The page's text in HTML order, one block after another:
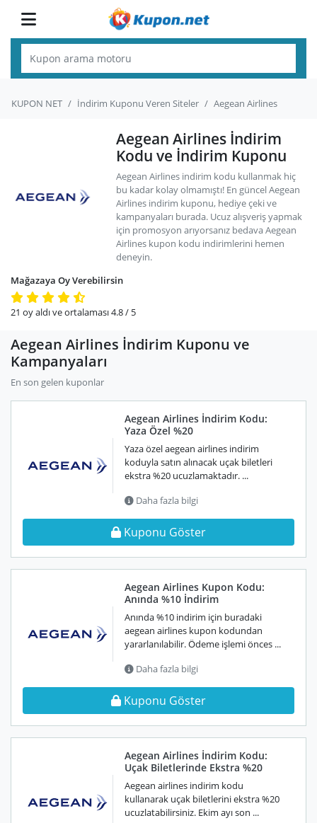
KUPON NET İndirim Kuponu Veren Siteler Aegean Airlines
Mağazaya Oy Verebilirsin
21 oy aldı ve ortalaması4.8/ 5
Aegean Airlines İndirim
Kodu ve İndirim Kuponu
Aegean Airlines indirim kodu kullanmak hiç
bu kadar kolay olmamıştı! En güncel Aegean
Airlines indirim kuponu, hediye çeki ve
kampanyaları burada. Ucuz alışveriş yapmak
için promosyon arıyorsanız bedava Aegean
Airlines kupon kodu indirimlerini hemen
deneyin.
Aegean Airlines İndirim Kuponu ve
Kampanyaları
En son gelen kuponlar
Aegean Airlines İndirim Kodu:
Yaza Özel %20
Yaza özel aegean airlines indirim
koduyla satın alınacak uçak biletleri
ekstra %20 ucuzlamaktadır. ...
Daha fazla bilgi
Kuponu Göster
Aegean Airlines Kupon Kodu:
Anında %10 İndirim
Anında %10 indirim için buradaki
aegean airlines kupon kodundan
yararlanılabilir. Ödeme işlemi önces ...
Daha fazla bilgi
Kuponu Göster
Aegean Airlines İndirim Kodu:
Uçak Biletlerinde Ekstra %20
Aegean airlines indirim kodu
kullanarak uçak biletlerini ekstra %20
ucuzlatabilirsiniz. Ekim ayı son ...